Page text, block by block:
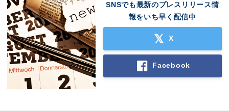
SNSでも最新のプレスリリース情
報をいち早く配信中
X
Facebook